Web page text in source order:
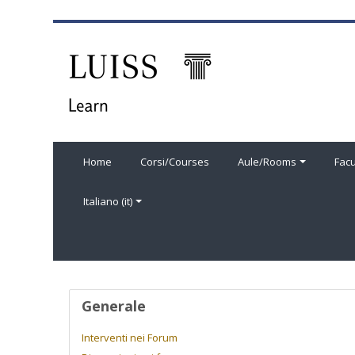
Home Corsi/Courses Aule/Rooms
Italiano ‎(it)‎
Profilo utente
Generale
Interventi nei Forum